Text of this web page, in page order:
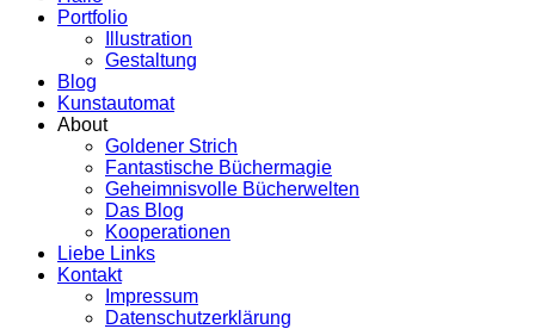
Portfolio
Illustration
Gestaltung
Blog
Kunstautomat
About
Goldener Strich
Fantastische Büchermagie
Geheimnisvolle Bücherwelten
Das Blog
Kooperationen
Liebe Links
Kontakt
Impressum
Datenschutzerklärung